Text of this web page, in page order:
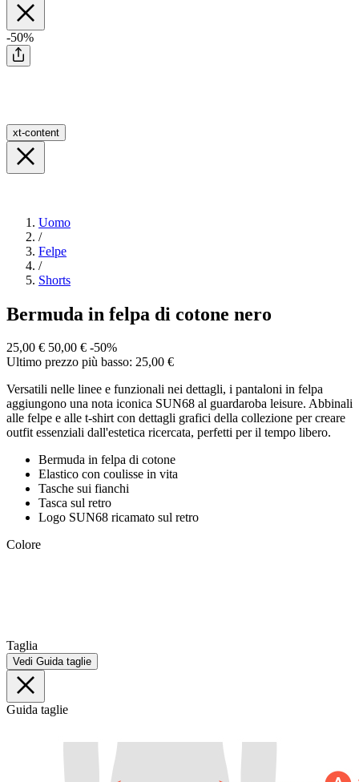
-50%
xt-content
Uomo
/
Felpe
/
Shorts
Bermuda in felpa di cotone nero
25,00 € 50,00 € -50%
Ultimo prezzo più basso: 25,00 €
Versatili nelle linee e funzionali nei dettagli, i pantaloni in felpa
aggiungono una nota iconica SUN68 al guardaroba leisure. Abbinali
alle felpe e alle t-shirt con dettagli grafici della collezione per creare
outfit essenziali dall'estetica ricercata, perfetti per il tempo libero.
Bermuda in felpa di cotone
Elastico con coulisse in vita
Tasche sui fianchi
Tasca sul retro
Logo SUN68 ricamato sul retro
Colore
Taglia
Vedi Guida taglie
Guida taglie